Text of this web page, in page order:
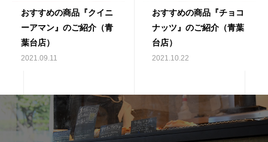
おすすめの商品『クイニ
ーアマン』のご紹介（青
葉台店）
2021.09.11
おすすめの商品『チョコ
ナッツ』のご紹介（青葉
台店）
2021.10.22